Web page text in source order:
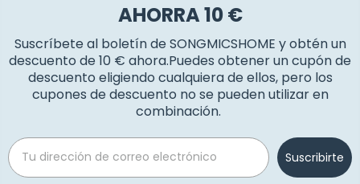
AHORRA 10 €
Suscríbete al boletín de SONGMICSHOME y obtén un
descuento de 10 € ahora.Puedes obtener un cupón de
descuento eligiendo cualquiera de ellos, pero los
cupones de descuento no se pueden utilizar en
combinación.
Email
Suscribirte